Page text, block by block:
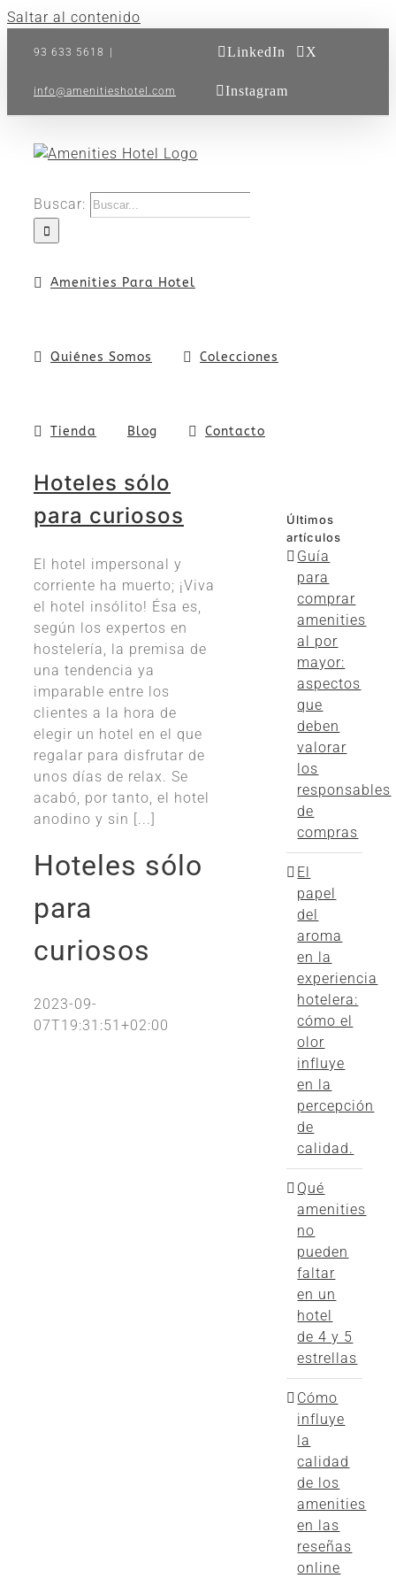
Saltar al contenido
93 633 5618
info@amenitieshotel.com
LinkedIn X
Instagram
Buscar:
Amenities Para Hotel
Quiénes Somos Colecciones
Tienda Blog Contacto
Hoteles sólo
para curiosos
El hotel impersonal y
corriente ha muerto; ¡Viva
el hotel insólito! Ésa es,
según los expertos en
hostelería, la premisa de
una tendencia ya
imparable entre los
clientes a la hora de
elegir un hotel en el que
regalar para disfrutar de
unos días de relax. Se
acabó, por tanto, el hotel
anodino y sin [...]
Hoteles sólo
para
curiosos
2023-09-
07T19:31:51+02:00
Últimos
artículos
Guía
para
comprar
amenities
al por
mayor:
aspectos
que
deben
valorar
los
responsables
de
compras
El
papel
del
aroma
en la
experiencia
hotelera:
cómo el
olor
influye
en la
percepción
de
calidad.
Qué
amenities
no
pueden
faltar
en un
hotel
de 4 y 5
estrellas
Cómo
influye
la
calidad
de los
amenities
en las
reseñas
online